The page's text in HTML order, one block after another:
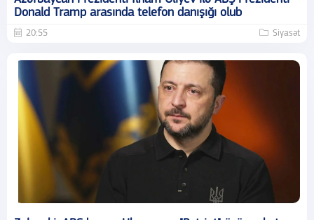
Donald Tramp arasında telefon danışığı olub
20:55 Siyasət